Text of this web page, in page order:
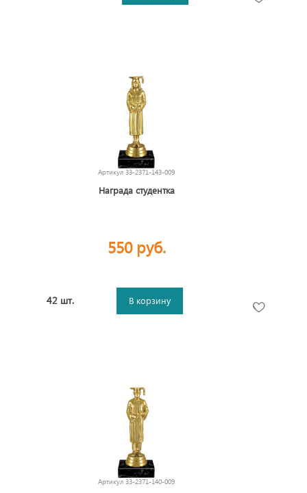
Артикул 33-2371-143-009
Награда студентка
550 руб.
42 шт. В корзину
Артикул 33-2371-140-009